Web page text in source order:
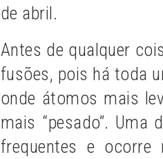
de abril.
Antes de qualquer
fusões, pois há toda
onde átomos mais
mais “pesado”. Uma
frequentes e